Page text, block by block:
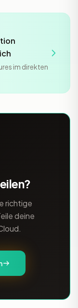
im direkten
richtige
deine